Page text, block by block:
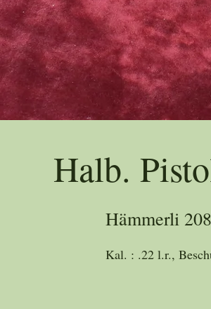
Halb.
Hämmerli 208
Kal. : .22 l.r.,